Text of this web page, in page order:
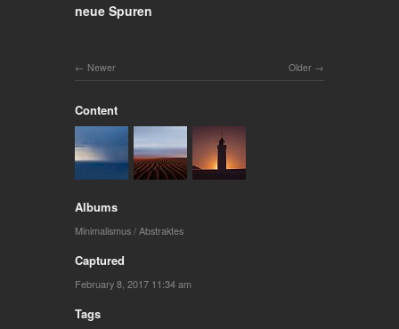
neue Spuren
Older
Newer
Content
Albums
Minimalismus / Abstraktes
Captured
February 8, 2017 11:34 am
Tags